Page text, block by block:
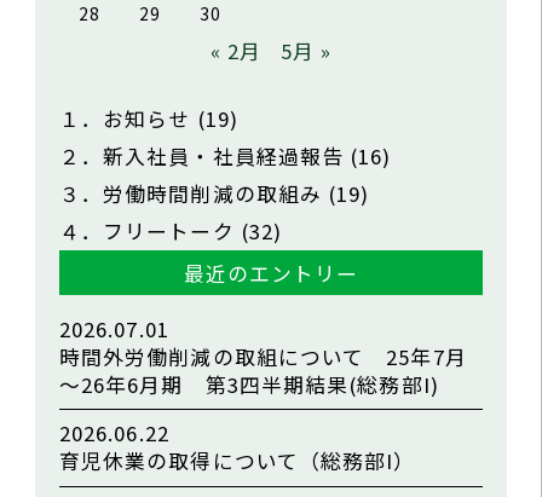
28
29 30
« 2月 5月 »
１．お知らせ (19)
２．新入社員・社員経過報告 (16)
３．労働時間削減の取組み (19)
４．フリートーク (32)
最近のエントリー
2026.07.01
時間外労働削減の取組について 25年7月
～26年6月期 第3四半期結果(総務部I)
2026.06.22
育児休業の取得について（総務部I）